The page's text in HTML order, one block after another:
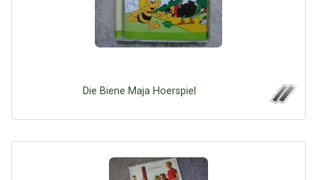
Die Biene Maja Hoerspiel